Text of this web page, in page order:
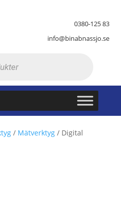
0380-125 83
info@binabnassjo.se
/ Mätverktyg/ Digital